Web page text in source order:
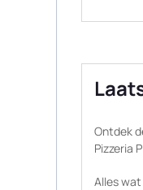
Ontdek
Pizzeria
Alles